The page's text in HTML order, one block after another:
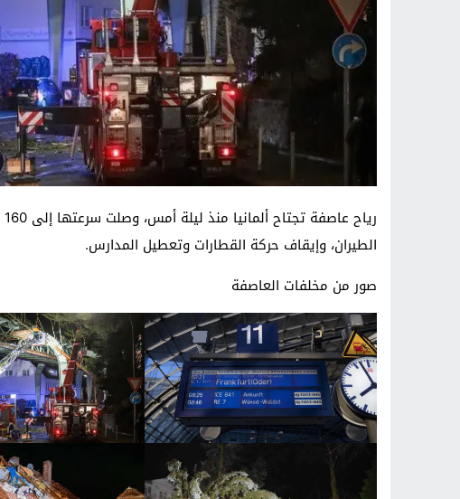
الطيران، وإيقاف حركة القطارات وتعطيل المدارس.
صور من مخلفات العاصفة